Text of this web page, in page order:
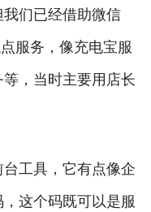
们已经借助微信
服务，像充电宝服
，当时主要用店长
工具，它有点像企
这个码既可以是服